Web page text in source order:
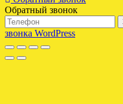
Обратный звонок
звонка WordPress